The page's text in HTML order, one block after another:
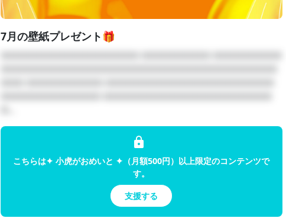
7月の壁紙プレゼント🎁
こちらは✦ 小虎がおめいと ✦（月額500円）以上限定のコンテンツで
す。
支援する